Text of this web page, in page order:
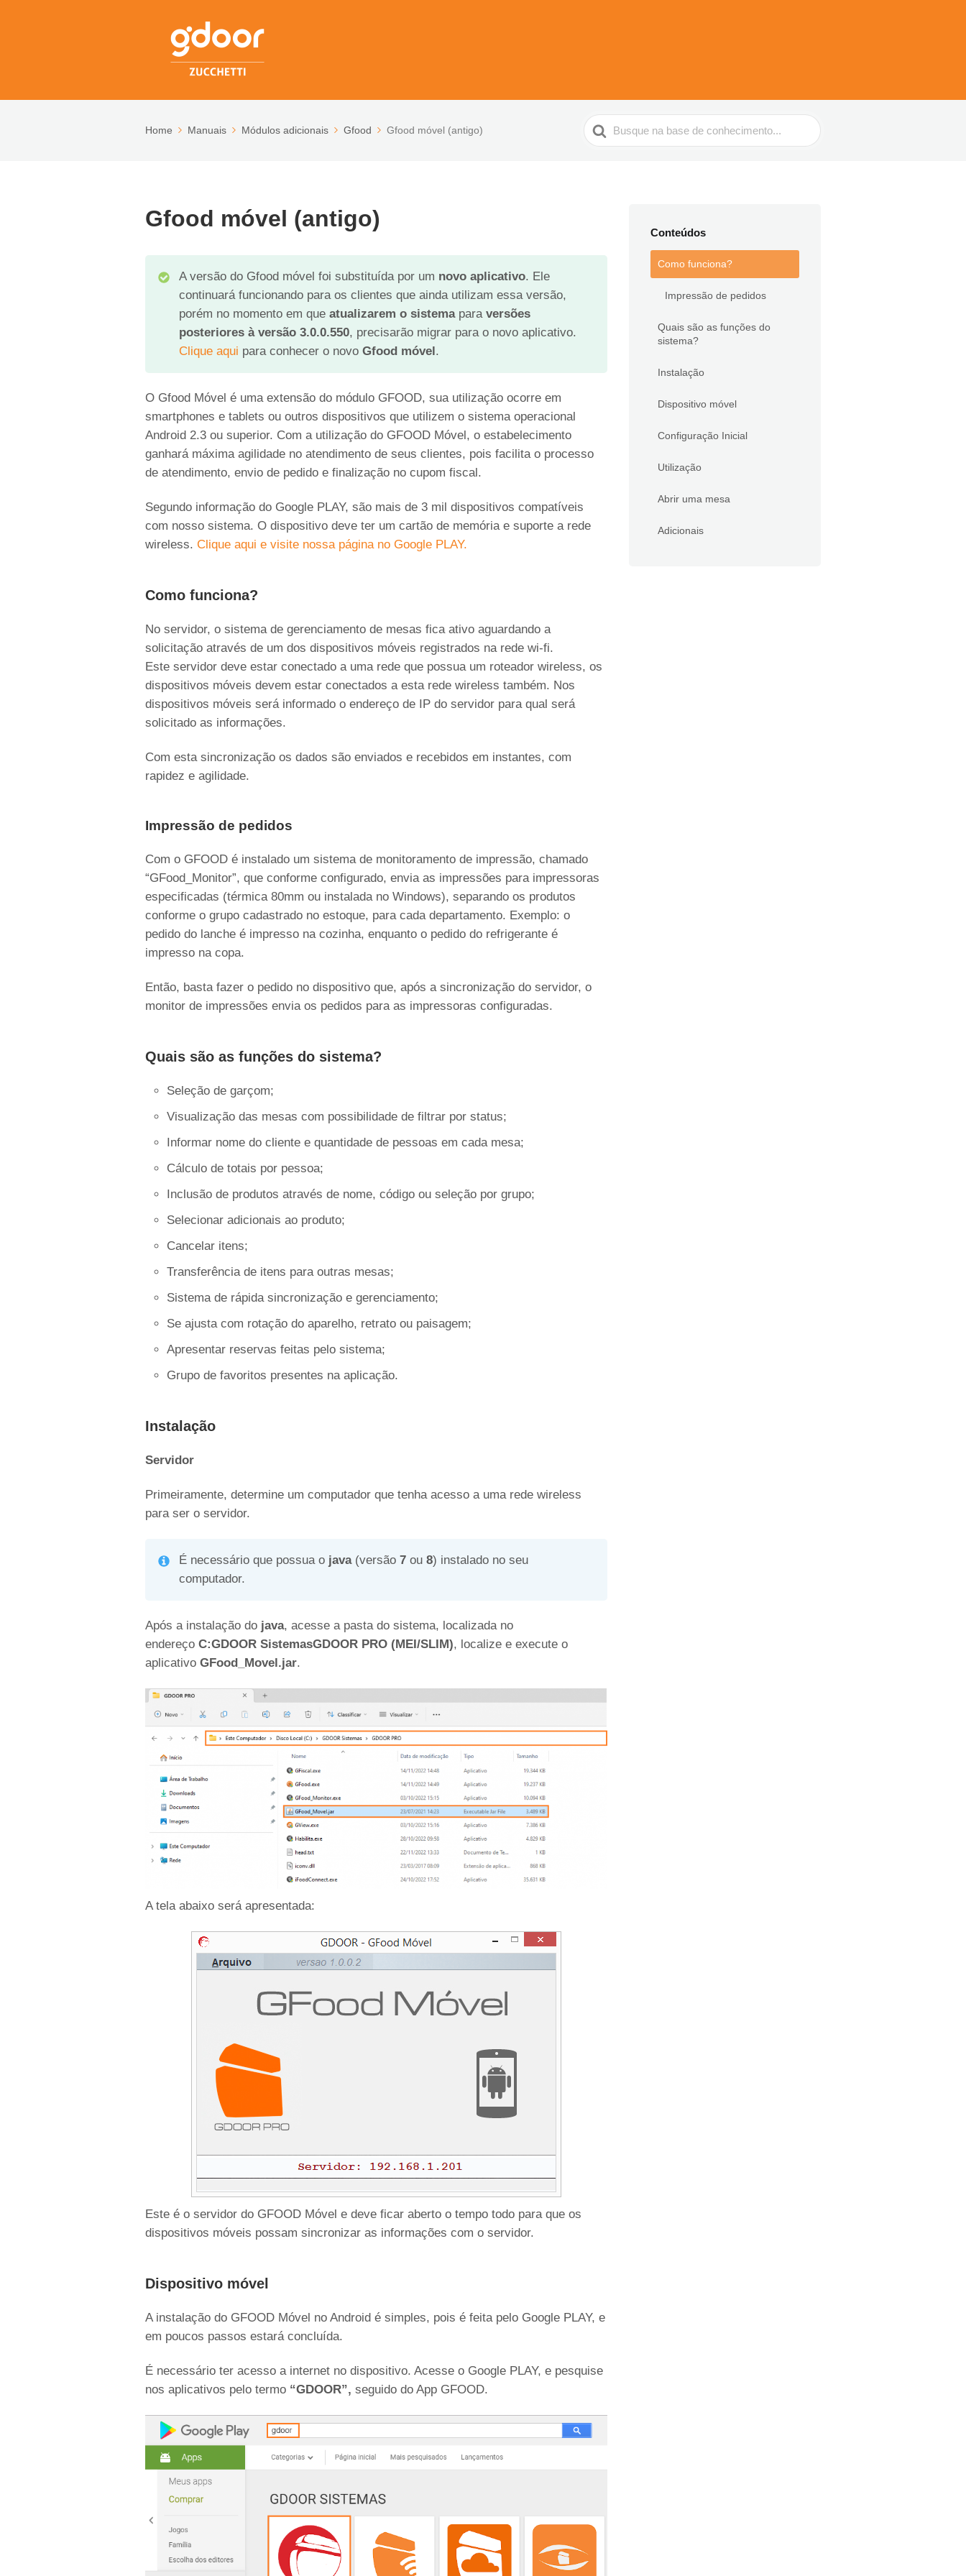
Home Manuais Módulos adicionais Gfood Gfood móvel (antigo) Pesquisar
Gfood móvel (antigo)
A versão do Gfood móvel foi substituída por um novo aplicativo. Ele
continuará funcionando para os clientes que ainda utilizam essa versão,
porém no momento em que atualizarem o sistemapara versões
posteriores à versão 3.0.0.550, precisarão migrar para o novo aplicativo.
Clique aqui para conhecer o novo Gfood móvel.
O Gfood Móvel é uma extensão do módulo GFOOD, sua utilização ocorre em
smartphones e tablets ou outros dispositivos que utilizem o sistema operacional
Android 2.3 ou superior. Com a utilização do GFOOD Móvel, o estabelecimento
ganhará máxima agilidade no atendimento de seus clientes, pois facilita o processo
de atendimento, envio de pedido e finalização no cupom fiscal.
Segundo informação do Google PLAY, são mais de 3 mil dispositivos compatíveis
com nosso sistema. O dispositivo deve ter um cartão de memória e suporte a rede
wireless. Clique aqui e visite nossa página no Google PLAY.
Como funciona?
No servidor, o sistema de gerenciamento de mesas fica ativo aguardando a
solicitação através de um dos dispositivos móveis registrados na rede wi-fi.
Este servidor deve estar conectado a uma rede que possua um roteador wireless, os
dispositivos móveis devem estar conectados a esta rede wireless também. Nos
dispositivos móveis será informado o endereço de IP do servidor para qual será
solicitado as informações.
Com esta sincronização os dados são enviados e recebidos em instantes, com
rapidez e agilidade.
Impressão de pedidos
Com o GFOOD é instalado um sistema de monitoramento de impressão, chamado
“GFood_Monitor”, que conforme configurado, envia as impressões para impressoras
especificadas (térmica 80mm ou instalada no Windows), separando os produtos
conforme o grupo cadastrado no estoque, para cada departamento. Exemplo: o
pedido do lanche é impresso na cozinha, enquanto o pedido do refrigerante é
impresso na copa.
Então, basta fazer o pedido no dispositivo que, após a sincronização do servidor, o
monitor de impressões envia os pedidos para as impressoras configuradas.
Quais são as funções do sistema?
Seleção de garçom;
Visualização das mesas com possibilidade de filtrar por status;
Informar nome do cliente e quantidade de pessoas em cada mesa;
Cálculo de totais por pessoa;
Inclusão de produtos através de nome, código ou seleção por grupo;
Selecionar adicionais ao produto;
Cancelar itens;
Transferência de itens para outras mesas;
Sistema de rápida sincronização e gerenciamento;
Se ajusta com rotação do aparelho, retrato ou paisagem;
Apresentar reservas feitas pelo sistema;
Grupo de favoritos presentes na aplicação.
Instalação
Servidor
Primeiramente, determine um computador que tenha acesso a uma rede wireless
para ser o servidor.
É necessário que possua o java(versão 7 ou 8) instalado no seu
computador.
Após a instalação do java, acesse a pasta do sistema, localizada no
endereço C:GDOOR SistemasGDOOR PRO (MEI/SLIM), localize e execute o
aplicativo GFood_Movel.jar.
A tela abaixo será apresentada:
Este é o servidor do GFOOD Móvel e deve ficar aberto o tempo todo para que os
dispositivos móveis possam sincronizar as informações com o servidor.
Dispositivo móvel
A instalação do GFOOD Móvel no Android é simples, pois é feita pelo Google PLAY, e
em poucos passos estará concluída.
É necessário ter acesso a internet no dispositivo. Acesse o Google PLAY, e pesquise
nos aplicativos pelo termo “GDOOR”, seguido do App GFOOD.
Conteúdos
Como funciona?
Impressão de pedidos
Quais são as funções do
sistema?
Instalação
Dispositivo móvel
Configuração Inicial
Utilização
Abrir uma mesa
Adicionais